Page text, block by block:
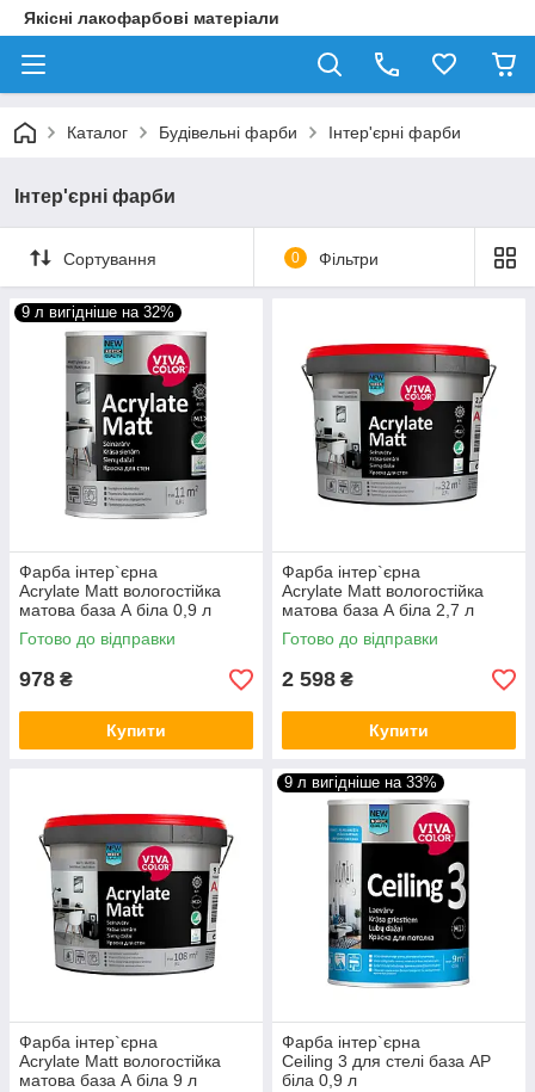
Якісні лакофарбові матеріали
Каталог Будівельні фарби Інтер'єрні фарби
Інтер'єрні фарби
Сортування 0 Фільтри
9 л вигідніше на 32%
Фарба інтер`єрна
Acrylate Matt вологостійка
матова база А біла 0,9 л
Готово до відправки
978 ₴
Купити
Фарба інтер`єрна
Acrylate Matt вологостійка
матова база А біла 2,7 л
Готово до відправки
2 598 ₴
Купити
Фарба інтер`єрна
Acrylate Matt вологостійка
матова база А біла 9 л
9 л вигідніше на 33%
Фарба інтер`єрна
Ceiling 3 для стелі база АP
біла 0,9 л